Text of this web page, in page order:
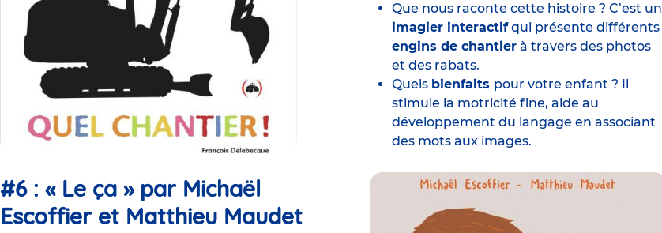
Que nous raconte cette histoire ? C’est un
imagier interactifqui présente différents
engins de chantierà travers des photos
et des rabats.
Quels bienfaits pour votre enfant ? Il
stimule la motricité fine, aide au
développement du langage en associant
des mots aux images.
#6 : « Le ça » par Michaël
Escoffier et Matthieu Maudet